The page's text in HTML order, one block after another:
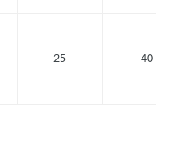
25 40